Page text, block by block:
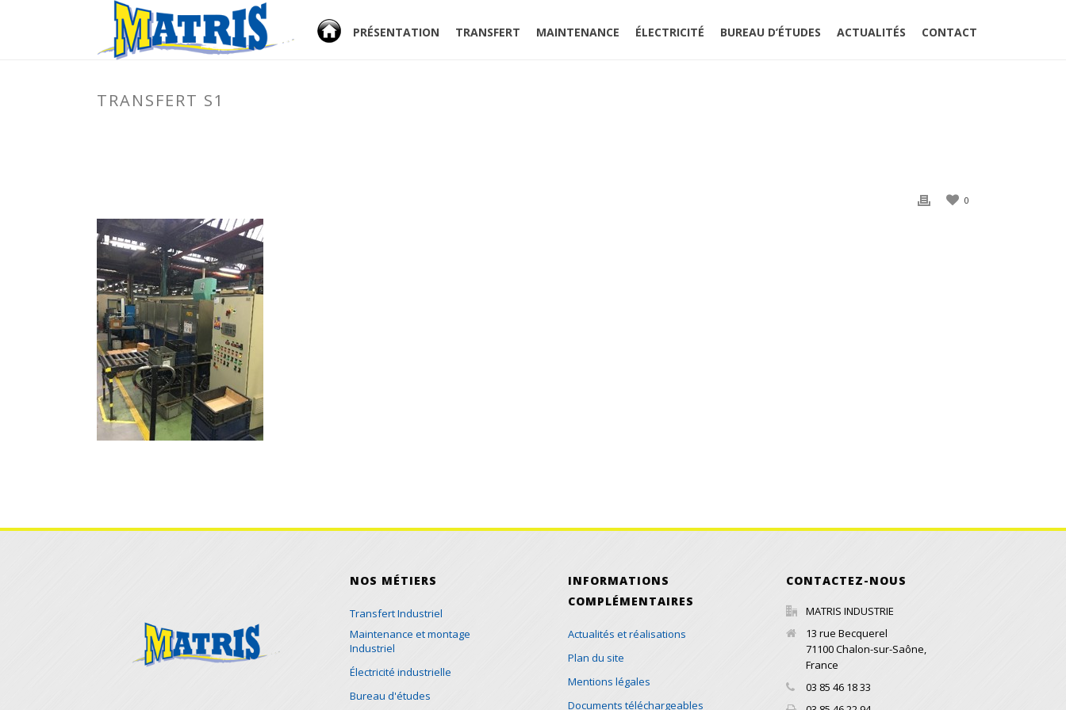
PRÉSENTATION TRANSFERT MAINTENANCE ÉLECTRICITÉ BUREAU D’ÉTUDES ACTUALITÉS CONTACT
TRANSFERT S1
0
NOS MÉTIERS
Transfert Industriel
Maintenance et montage
Industriel
Électricité industrielle
Bureau d'études
INFORMATIONS
COMPLÉMENTAIRES
Actualités et réalisations
Plan du site
Mentions légales
Documents téléchargeables
CONTACTEZ-NOUS
MATRIS INDUSTRIE
13 rue Becquerel
71100Chalon-sur-Saône,
France
03 85 46 18 33